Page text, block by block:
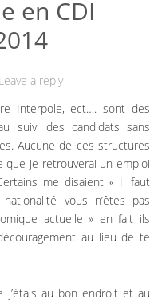
colloques
de l’Afipien
candidats
Devenir partenaire
en CDI
Leave a reply
Interpole, ect…. sont des
suivi des candidats sans
Aucune de ces structures
que je retrouverai un emploi
me disaient « Il faut
vous n’êtes pas
actuelle » en fait ils
au lieu de te
j’étais au bon endroit et au